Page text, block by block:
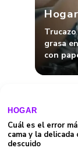
Hogar
grasa
con
HOGAR
Cuál es el error
cama y la
descuido